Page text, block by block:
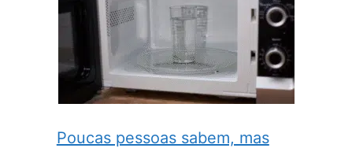
Poucas pessoas sabem, mas